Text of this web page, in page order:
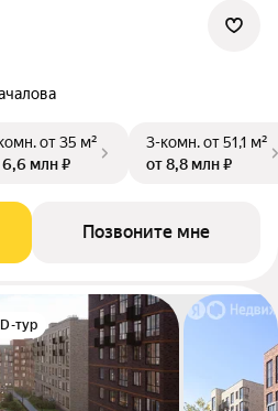
от 35 м²
6,6 млн ₽
3-комн.от 51,1 м²
от 8,8 млн ₽
Позвоните мне
тур